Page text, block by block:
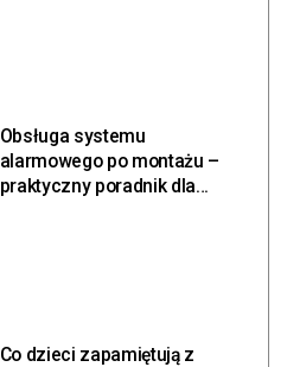
Obsługa systemu
alarmowego po montażu –
praktyczny poradnik dla
Co dzieci zapamiętują z